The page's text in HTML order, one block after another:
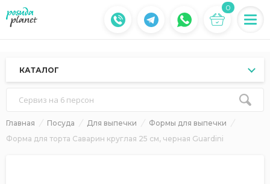
0
КАТАЛОГ
Сервиз на 6 персон
Главная Посуда Для выпечки
Формы для выпечки
Форма для торта Саварин круглая 25 см, черная Guardini